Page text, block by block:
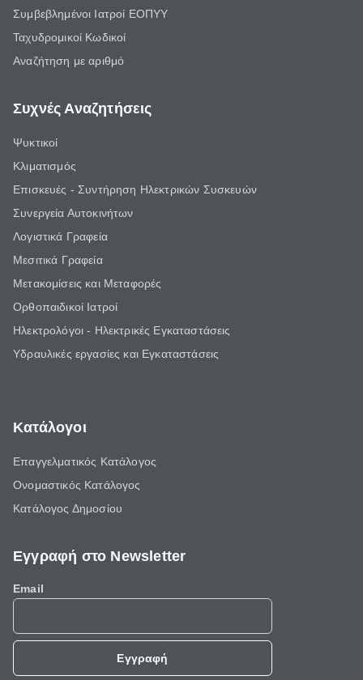
Συμβεβλημένοι Ιατροί ΕΟΠΥΥ
Ταχυδρομικοί Κωδικοί
Αναζήτηση με αριθμό
Συχνές Αναζητήσεις
Ψυκτικοί
Κλιματισμός
Επισκευές - Συντήρηση Ηλεκτρικών Συσκευών
Συνεργεία Αυτοκινήτων
Λογιστικά Γραφεία
Μεσιτικά Γραφεία
Μετακομίσεις και Μεταφορές
Ορθοπαιδικοί Ιατροί
Ηλεκτρολόγοι - Ηλεκτρικές Εγκαταστάσεις
Υδραυλικές εργασίες και Εγκαταστάσεις
Κατάλογοι
Επαγγελματικός Κατάλογος
Ονομαστικός Κατάλογος
Κατάλογος Δημοσίου
Εγγραφή στο Newsletter
Email
Εγγραφή